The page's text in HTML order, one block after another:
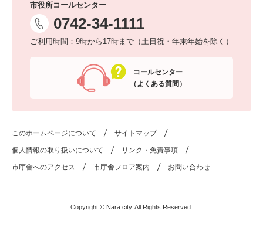
市役所コールセンター
0742-34-1111
ご利用時間：9時から17時まで（土日祝・年末年始を除く）
コールセンター
（よくある質問）
このホームページについて サイトマップ
個人情報の取り扱いについて リンク・免責事項
市庁舎へのアクセス 市庁舎フロア案内 お問い合わせ
Copyright © Nara city. All Rights Reserved.